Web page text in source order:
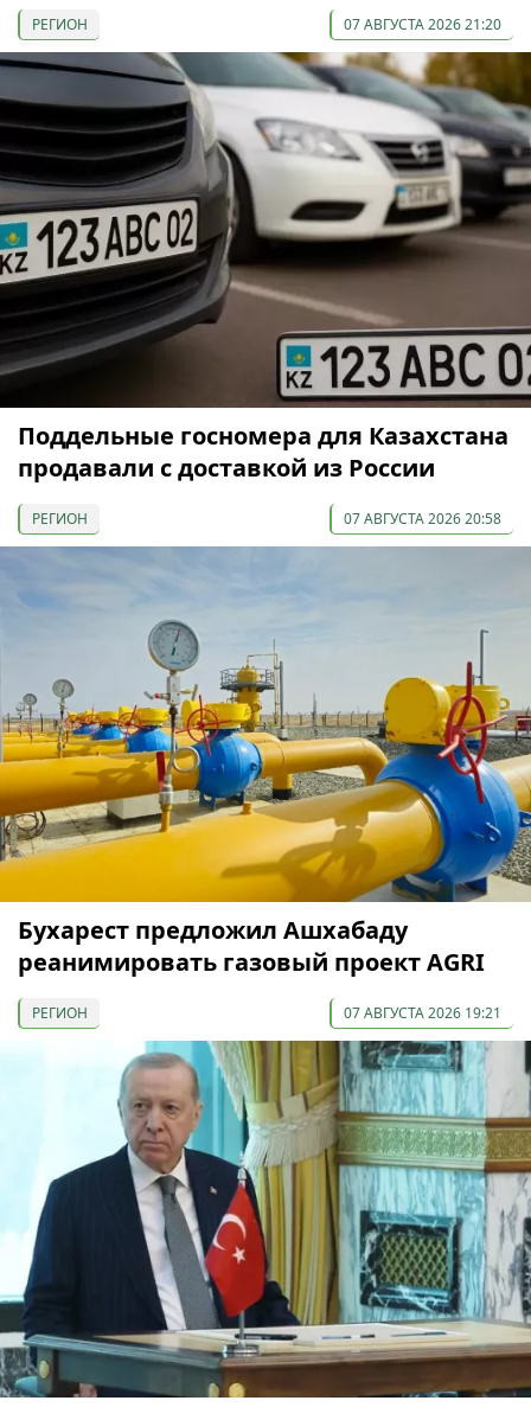
РЕГИОН 07 АВГУСТА 2026 21:20
Поддельные госномера для Казахстана
продавали с доставкой из России
РЕГИОН 07 АВГУСТА 2026 20:58
Бухарест предложил Ашхабаду
реанимировать газовый проект AGRI
РЕГИОН 07 АВГУСТА 2026 19:21